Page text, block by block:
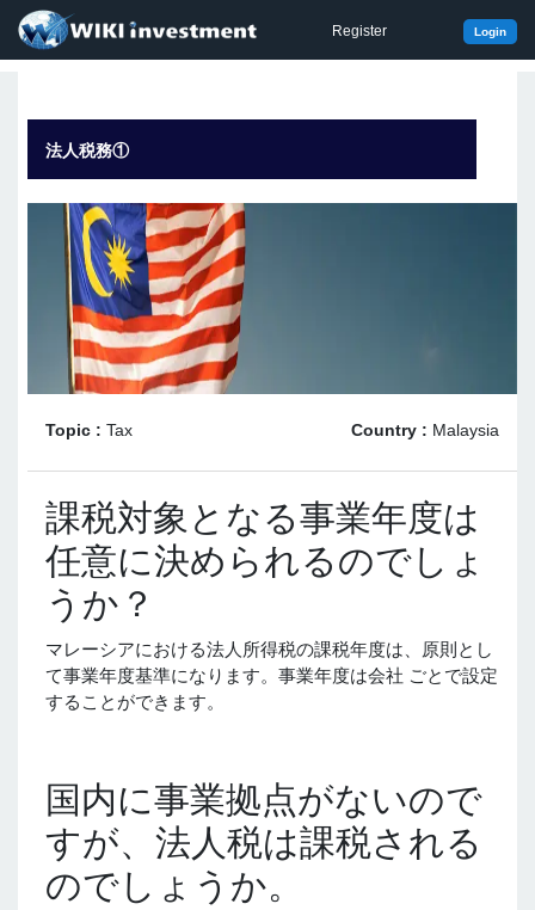
Register Login
法人税務①
Topic : Tax Country : Malaysia
課税対象となる事業年度は
任意に決められるのでしょ
うか？
マレーシアにおける法人所得税の課税年度は、原則とし
て事業年度基準になります。事業年度は会社 ごとで設定
することができます。
国内に事業拠点がないので
すが、法人税は課税される
のでしょうか。